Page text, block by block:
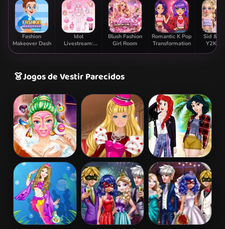
Fashion
Makeover Dash
Idol
Livestream:
Blush Fashion
Girl Room
Romantic K Pop
Transformation
Sid &
Y2K
Clash
👗Jogos de Vestir Parecidos
Barbie Beauty
Bath
Barbie's
Valentine's
Patchwork
Dress
Princess
Coachella Style
Dress 1